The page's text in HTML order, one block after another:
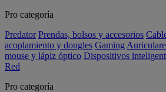
Pro categoría
Predator Prendas, bolsos y accesorios
acoplamiento y dongles Gaming
mouse y lápiz óptico Dispositivos
Red
Pro categoría